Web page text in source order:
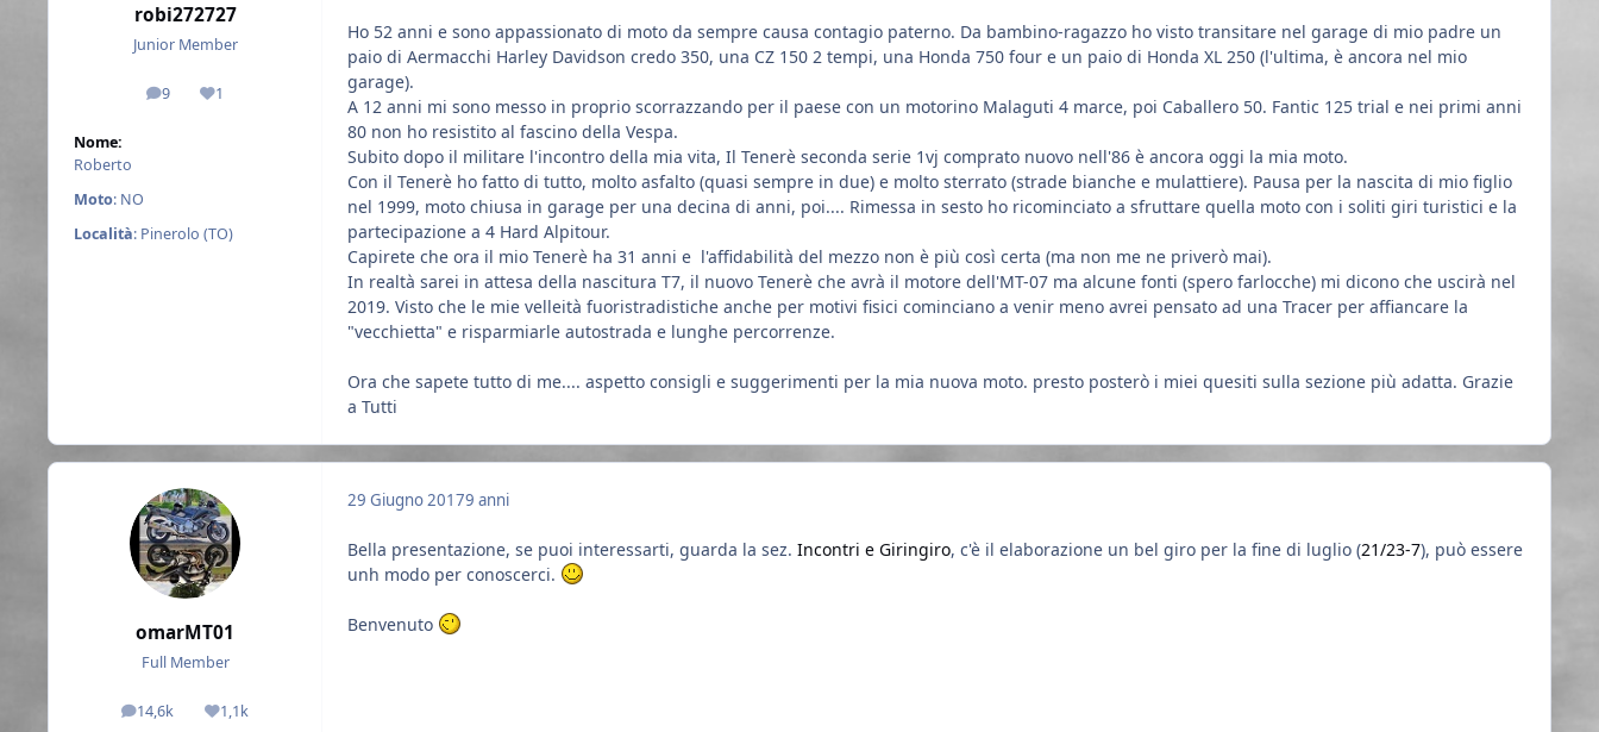
robi272727
Junior Member
9
messaggi1
Reputazione
Nome:
Roberto
Moto: NO
Località: Pinerolo (TO)
​Ho 52 anni e sono appassionato di moto da sempre causa contagio paterno. Da bambino-ragazzo ho visto transitare nel garage di mio padre un
paio di Aermacchi Harley Davidson credo 350, una CZ 150 2 tempi, una Honda 750 four e un paio di Honda XL 250 (l'ultima, è ancora nel mio
garage).
​A 12 anni mi sono messo in proprio scorrazzando per il paese con un motorino Malaguti 4 marce, poi Caballero 50. Fantic 125 trial e nei primi anni
80 non ho resistito al fascino della Vespa.
Subito dopo il militare l'incontro della mia vita, Il Tenerè seconda serie 1vj comprato nuovo nell'86 è ancora oggi la mia moto.
Con il Tenerè ho fatto di tutto, molto asfalto (quasi sempre in due) e molto sterrato (strade bianche e mulattiere). Pausa per la nascita di mio figlio
nel 1999, moto chiusa in garage per una decina di anni, poi.... Rimessa in sesto ho ricominciato a sfruttare quella moto con i soliti giri turistici e la
partecipazione a 4 Hard Alpitour.
Capirete che ora il mio Tenerè ha 31 anni e l'affidabilità del mezzo non è più così certa (ma non me ne priverò mai).
In realtà sarei in attesa della nascitura T7, il nuovo Tenerè che avrà il motore dell'MT-07 ma alcune fonti (spero farlocche) mi dicono che uscirà nel
2019. Visto che le mie velleità fuoristradistiche anche per motivi fisici cominciano a venir meno avrei pensato ad una Tracer per affiancare la
"vecchietta" e risparmiarle autostrada e lunghe percorrenze.
Ora che sapete tutto di me.... aspetto consigli e suggerimenti per la mia nuova moto. presto posterò i miei quesiti sulla sezione più adatta. Grazie
a Tutti
omarMT01
Full Member
14,6k
messaggi 1,1k
Reputazione
29 Giugno 20179 anni
Bella presentazione, se puoi interessarti, guarda la sez. Incontri e Giringiro, c'è il elaborazione un bel giro per la fine di luglio (21/23-7), può essere
unh modo per conoscerci.
Benvenuto